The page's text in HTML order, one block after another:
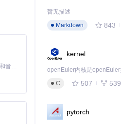
MiniMax H3 是一个通用的全模态生成系统。它支持对由文本、图像、视频和音频组成的多模态上下文进行统一理解，并能生成分辨率高达 2K、时长可达 15 秒的带原生立体声音频的视频。得益于面向任务泛化的系统设计，H3 在预训练阶段就已具备广泛的多模态上下文理解与生成能力，能够出色地执行复杂的多模态指令。
暂无描述
Markdown
843
kernel
C
507 539
pytorch